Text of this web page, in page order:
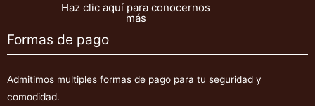
Haz clic aquí para conocernos
más
Formas de pago
Admitimos multiples formas de pago para tu seguridad y
comodidad.